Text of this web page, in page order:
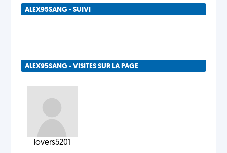
ALEX95SANG - SUIVI
ALEX95SANG - VISITES SUR LA PAGE
lovers5201